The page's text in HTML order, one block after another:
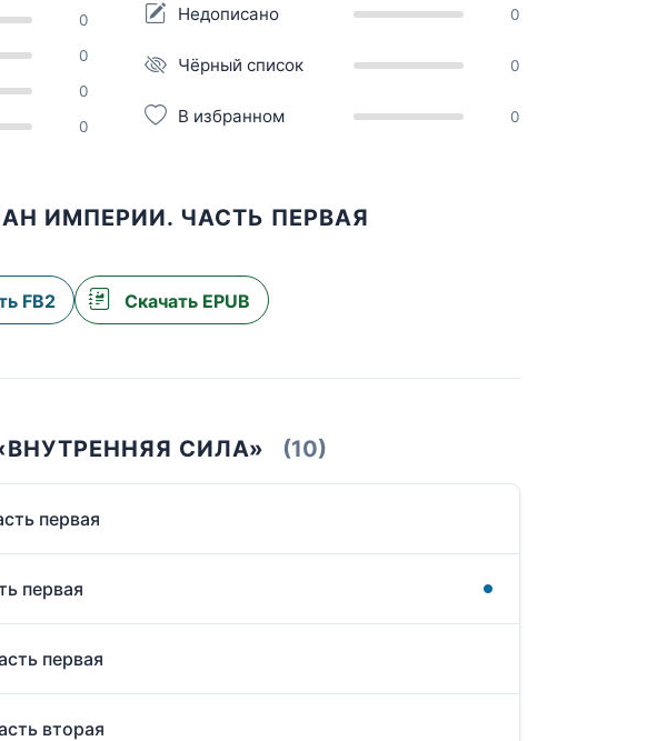
0
0
0
0
Недописано 0
Чёрный список 0
В избранном 0
ИМПЕРИИ. ЧАСТЬ ПЕРВАЯ
FB2 Скачать EPUB
СИЛА» (10)
первая
первая
первая
вторая